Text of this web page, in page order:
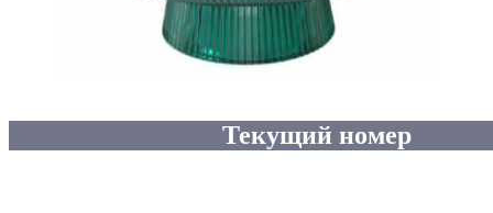
Текущий номер